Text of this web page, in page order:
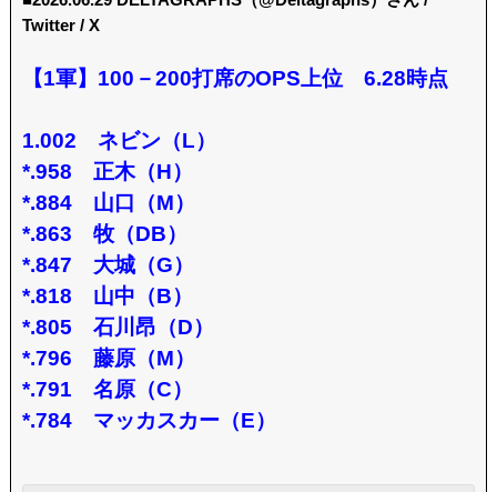
Twitter / X
【1軍】100－200打席のOPS上位 6.28時点
1.002 ネビン（L）
*.958 正木（H）
*.884 山口（M）
*.863 牧（DB）
*.847 大城（G）
*.818 山中（B）
*.805 石川昂（D）
*.796 藤原（M）
*.791 名原（C）
*.784 マッカスカー（E）